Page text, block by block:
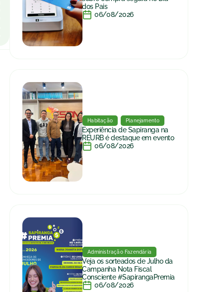
dos Pais
06/08/2026
Habitação Planejamento
Experiência de Sapiranga na
REURB é destaque em evento
06/08/2026
Administração Fazendária
Veja os sorteados de Julho da
Campanha Nota Fiscal
Consciente #SapirangaPremia
06/08/2026